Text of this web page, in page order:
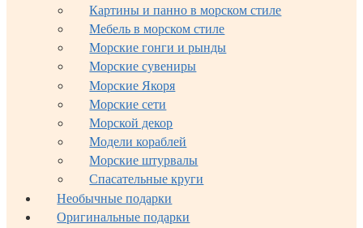
Картины и панно в морском стиле
Мебель в морском стиле
Морские гонги и рынды
Морские сувениры
Морские Якоря
Морские сети
Морской декор
Модели кораблей
Морские штурвалы
Спасательные круги
Необычные подарки
Оригинальные подарки